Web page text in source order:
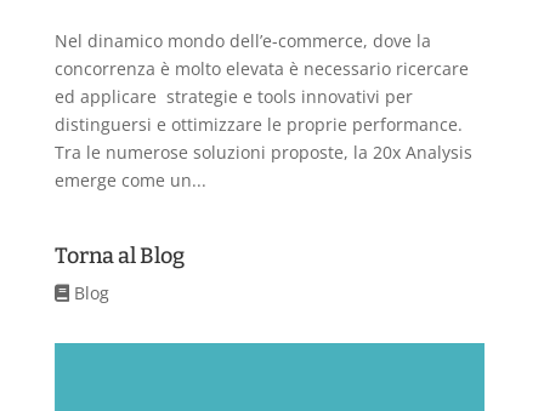
Nel dinamico mondo dell’e-commerce, dove la
concorrenza è molto elevata è necessario ricercare
ed applicare strategie e tools innovativi per
distinguersi e ottimizzare le proprie performance.
Tra le numerose soluzioni proposte, la 20x Analysis
emerge come un...
Torna al Blog
Blog